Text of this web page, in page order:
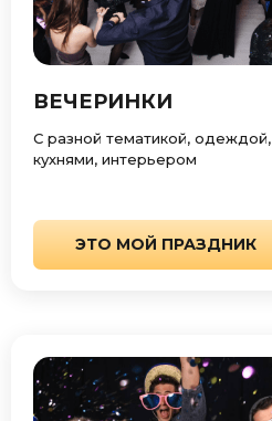
ВЕЧЕРИНКИ
С разной тематикой, одеждой,
кухнями, интерьером
ЭТО МОЙ ПРАЗДНИК